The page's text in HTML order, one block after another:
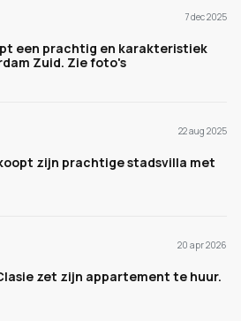
7 dec 2025
een prachtig en karakteristiek
Zuid. Zie foto's
22 aug 2025
zijn prachtige stadsvilla met
20 apr 2026
zet zijn appartement te huur.